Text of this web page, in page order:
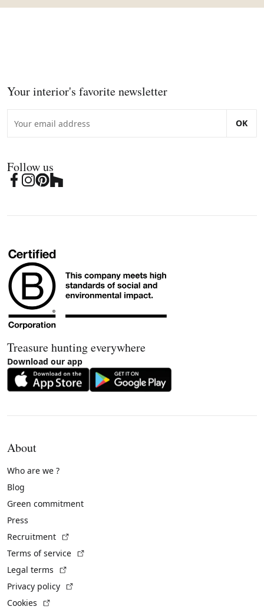
Your interior's favorite newsletter
OK
Follow us
Treasure hunting everywhere
Download our app
About
Who are we ?
Blog
Green commitment
Press
Recruitment
Terms of service
Legal terms
Privacy policy
Cookies